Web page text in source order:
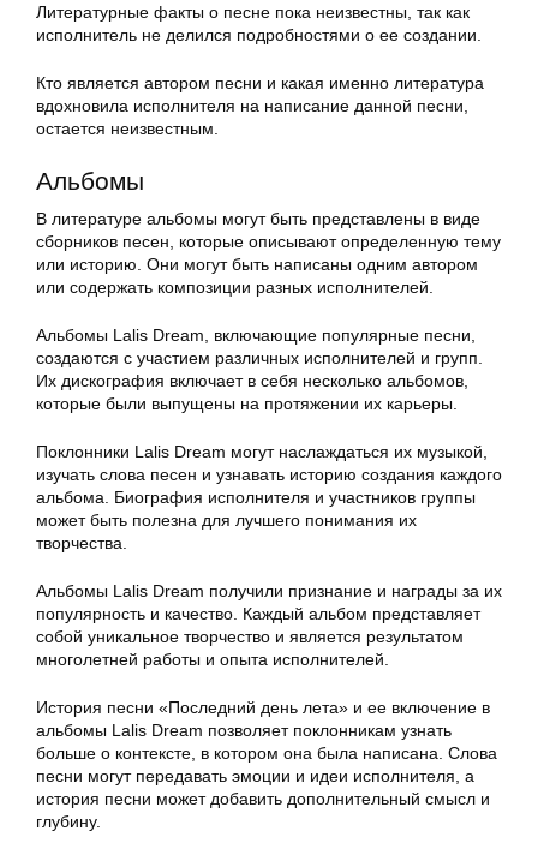
Литературные факты о песне пока неизвестны, так как
исполнитель не делился подробностями о ее создании.
Кто является автором песни и какая именно литература
вдохновила исполнителя на написание данной песни,
остается неизвестным.
Альбомы
В литературе альбомы могут быть представлены в виде
сборников песен, которые описывают определенную тему
или историю. Они могут быть написаны одним автором
или содержать композиции разных исполнителей.
Альбомы Lalis Dream, включающие популярные песни,
создаются с участием различных исполнителей и групп.
Их дискография включает в себя несколько альбомов,
которые были выпущены на протяжении их карьеры.
Поклонники Lalis Dream могут наслаждаться их музыкой,
изучать слова песен и узнавать историю создания каждого
альбома. Биография исполнителя и участников группы
может быть полезна для лучшего понимания их
творчества.
Альбомы Lalis Dream получили признание и награды за их
популярность и качество. Каждый альбом представляет
собой уникальное творчество и является результатом
многолетней работы и опыта исполнителей.
История песни «Последний день лета» и ее включение в
альбомы Lalis Dream позволяет поклонникам узнать
больше о контексте, в котором она была написана. Слова
песни могут передавать эмоции и идеи исполнителя, а
история песни может добавить дополнительный смысл и
глубину.